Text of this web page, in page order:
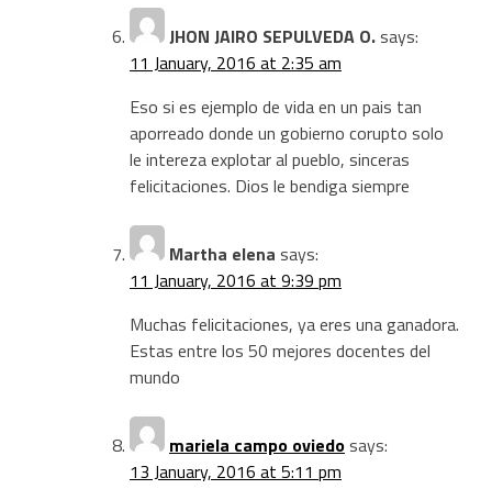
JHON JAIRO SEPULVEDA O.says:
11 January, 2016 at 2:35 am
Eso si es ejemplo de vida en un pais tan
aporreado donde un gobierno corupto solo
le intereza explotar al pueblo, sinceras
felicitaciones. Dios le bendiga siempre
Martha elena says:
11 January, 2016 at 9:39 pm
Muchas felicitaciones, ya eres una ganadora.
Estas entre los 50 mejores docentes del
mundo
mariela campo oviedosays:
13 January, 2016 at 5:11 pm